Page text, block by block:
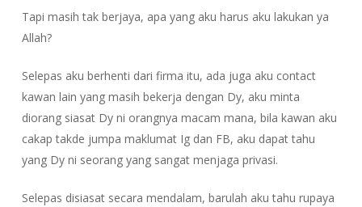
Tapi masih tak berjaya, apa yang aku harus aku lakukan ya
Allah?
Selepas aku berhenti dari firma itu, ada juga aku contact
kawan lain yang masih bekerja dengan Dy, aku minta
diorang siasat Dy ni orangnya macam mana, bila kawan aku
cakap takde jumpa maklumat Ig dan FB, aku dapat tahu
yang Dy ni seorang yang sangat menjaga privasi.
Selepas disiasat secara mendalam, barulah aku tahu rupaya